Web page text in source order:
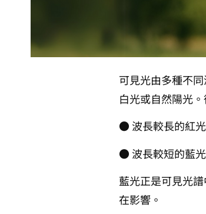
可見光由多種不
白光或自然陽光
● 波長較長的紅
● 波長較短的藍
藍光正是可見光
在影響。